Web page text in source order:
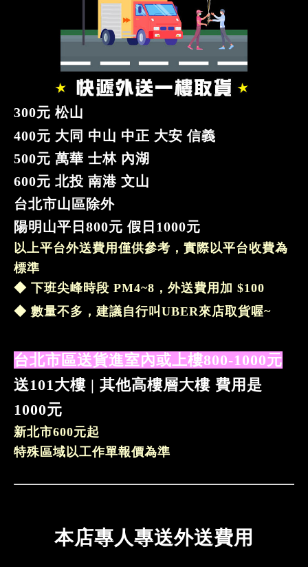
300元 松山
400元 大同 中山 中正 大安 信義
500元 萬華 士林 內湖
600元 北投 南港 文山
台北市山區除外
陽明山平日800元 假日1000元
以上平台外送費用僅供參考，實際以平台收費為
標準
◆ 下班尖峰時段 PM4~8，外送費用加 $100
◆ 數量不多，建議自行叫UBER來店取貨喔~
台北市區送貨進室內或上樓800-1000元
送101大樓 | 其他高樓層大樓 費用是
1000元
新北市600元起
特殊區域以工作單報價為準
本店專人專送外送費用